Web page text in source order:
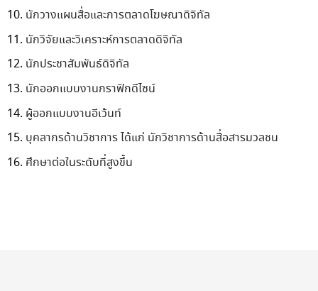
นักวางแผนสื่อและการตลาดโฆษณาดิจิทัล
นักวิจัยและวิเคราะห์การตลาดดิจิทัล
นักประชาสัมพันธ์ดิจิทัล
นักออกแบบงานกราฟิกดีไซน์
ผู้ออกแบบงานอีเว้นท์
บุคลากรด้านวิชาการ ได้แก่ นักวิชาการด้านสื่อสารมวลชน
ศึกษาต่อในระดับที่สูงขึ้น